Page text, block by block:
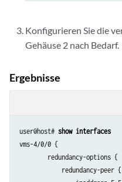
Konfigurieren Sie die
Gehäuse 2 nach Bedarf.
Ergebnisse
user@host# show interfaces
vms-4/0/0 {
        redundancy-options {
            redundancy-peer {